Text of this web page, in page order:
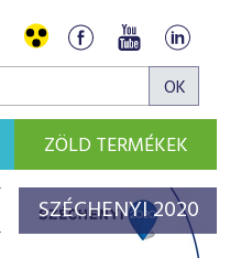
ZÖLD TERMÉKEK
SZÉCHENYI 2020